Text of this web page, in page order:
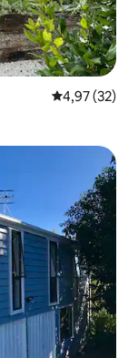
Évaluation
4,97 (32)